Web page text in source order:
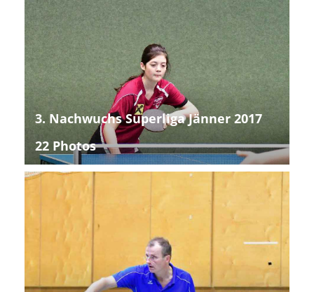
3. Nachwuchs Superliga Jänner 2017
22 Photos